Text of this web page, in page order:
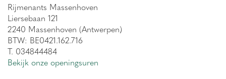
Rijmenants Massenhoven
Liersebaan 121
2240 Massenhoven (Antwerpen)
BTW: BE0421.162.716
T. 034844484
Bekijk onze openingsuren